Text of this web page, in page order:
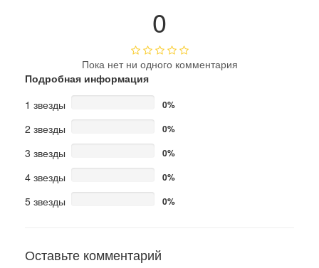
0
Пока нет ни одного комментария
Подробная информация
1 звезды
0%
2 звезды 0%
3 звезды 0%
4 звезды 0%
5 звезды 0%
Оставьте комментарий